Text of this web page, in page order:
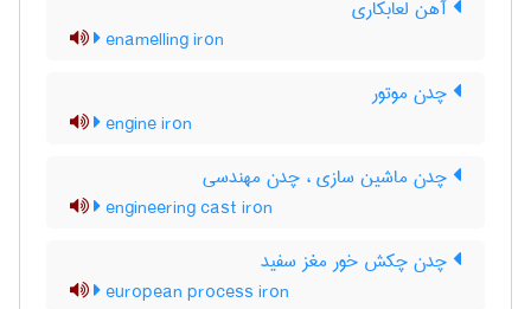
آهن لعابکاری
enamelling iron
چدن موتور
engine iron
چدن ماشین سازی ، چدن مهندسی
engineering cast iron
چدن چکش خور مغز سفید
european process iron